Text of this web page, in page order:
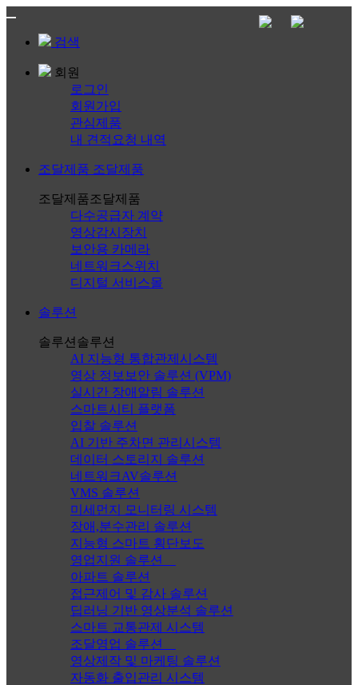
검색
회원
로그인
회원가입
관심제품
내 견적요청 내역
조달제품 조달제품
조달제품조달제품
다수공급자 계약
영상감시장치
보안용 카메라
네트워크스위치
디지털 서비스몰
솔루션
솔루션 솔루션
AI 지능형 통합관제시스템
영상 정보보안 솔루션 (VPM)
실시간 장애알림 솔루션
스마트시티 플랫폼
입찰 솔루션
AI 기반 주차면 관리시스템
데이터 스토리지 솔루션
네트워크AV솔루션
VMS 솔루션
미세먼지 모니터링 시스템
장애,분수관리 솔루션
지능형 스마트 횡단보도
영업지원 솔루션
아파트 솔루션
접근제어 및 감사 솔루션
딥러닝 기반 영상분석 솔루션
스마트 교통관제 시스템
조달영업 솔루션
영상제작 및 마케팅 솔루션
자동화 출입관리 시스템